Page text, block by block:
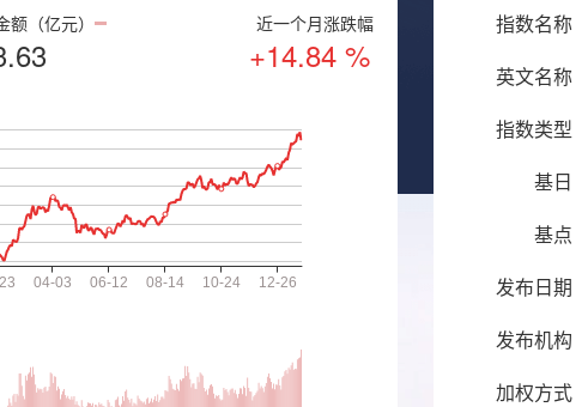
额（亿元） 近一个月涨跌幅
+14.84 %
指数名称
英文名称
指数类型
基日
基点
发布日期
发布机构
加权方式